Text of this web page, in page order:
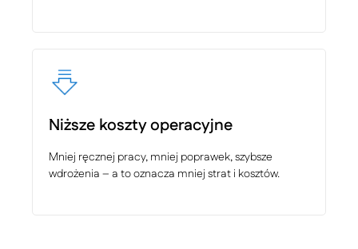
Niższe koszty operacyjne
Mniej ręcznej pracy, mniej poprawek, szybsze
wdrożenia – a to oznacza mniej strat i kosztów.